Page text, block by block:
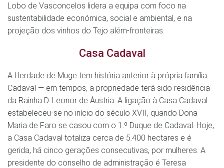
Lobo de Vasconcelos lidera a equipa com foco na
sustentabilidade económica, social e ambiental, e na
projeção dos vinhos do Tejo além-fronteiras.
Casa Cadaval
A Herdade de Muge tem história anterior à própria família
Cadaval — em tempos, a propriedade terá sido residência
da Rainha D. Leonor de Áustria. A ligação à Casa Cadaval
estabeleceu-se no início do século XVII, quando Dona
Maria de Faro se casou com o 1.º Duque de Cadaval. Hoje,
a Casa Cadaval totaliza cerca de 5.400 hectares e é
gerida, há cinco gerações consecutivas, por mulheres. A
presidente do conselho de administração é Teresa